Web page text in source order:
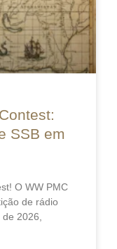
SSB em
O WW PMC
de rádio
2026,